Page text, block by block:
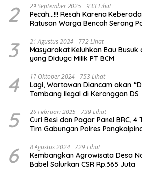
2 29 September 2025 933 Lihat
Pecah…!!! Resah Karena
Ratusan Warga Bencah Serang
3 21 Agustus 2024 772 Lihat
Masyarakat Keluhkan Bau Busuk
yang Diduga Milik PT BCM
4 17 Oktober 2024 753 Lihat
Lagi, Wartawan Diancam akan
Tambang Ilegal di Keranggan DS
5 26 Februari 2025 739 Lihat
Curi Besi dan Pagar Panel BRC, 4
Tim Gabungan Polres
6 8 Agustus 2024 729 Lihat
Kembangkan Agrowisata Desa
Babel Salurkan CSR Rp.365 Juta